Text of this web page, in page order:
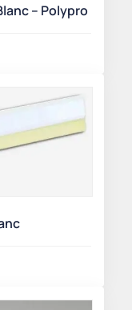
– Polypro